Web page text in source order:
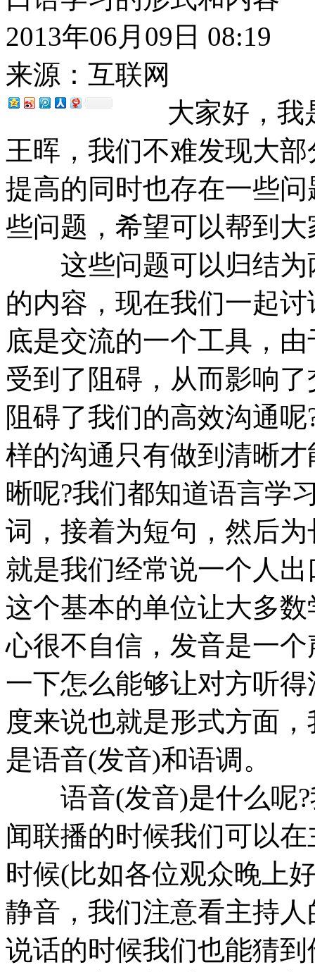
2013年06月09日 08:19
来源：互联网
大家好，我
王晖，我们不难发现大
提高的同时也存在一些
些问题，希望可以帮到大
这些问题可以归结为
的内容，现在我们一起
底是交流的一个工具，
受到了阻碍，从而影响
阻碍了我们的高效沟通
样的沟通只有做到清晰
晰呢?我们都知道语言学
词，接着为短句，然后
就是我们经常说一个人
这个基本的单位让大多
心很不自信，发音是一
一下怎么能够让对方听
度来说也就是形式方面
是语音(发音)和语调。
语音(发音)是什么呢?
闻联播的时候我们可以
时候(比如各位观众晚上
静音，我们注意看主持
说话的时候我们也能猜